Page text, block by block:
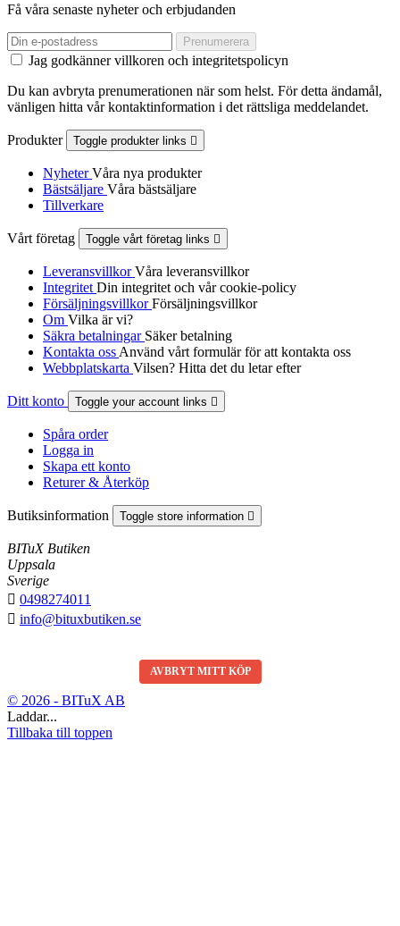
Få våra senaste nyheter och erbjudanden
Jag godkänner villkoren och integritetspolicyn
Du kan avbryta prenumerationen när som helst. För detta ändamål,
vänligen hitta vår kontaktinformation i det rättsliga meddelandet.
Produkter Toggle produkter links 
NyheterVåra nya produkter
Bästsäljare Våra bästsäljare
Tillverkare
Vårt företag Toggle vårt företag links 
LeveransvillkorVåra leveransvillkor
Integritet Din integritet och vår cookie-policy
FörsäljningsvillkorFörsäljningsvillkor
Om Vilka är vi?
Säkra betalningar Säker betalning
Kontakta oss Använd vårt formulär för att kontakta oss
Webbplatskarta Vilsen? Hitta det du letar efter
Ditt konto Toggle your account links 
Spåra order
Logga in
Skapa ett konto
Returer & Återköp
Butiksinformation Toggle store information 
BITuX Butiken
Uppsala
Sverige
 0498274011
 info@bituxbutiken.se
AVBRYT MITT KÖP
© 2026 - BITuX AB
Laddar...
Tillbaka till toppen